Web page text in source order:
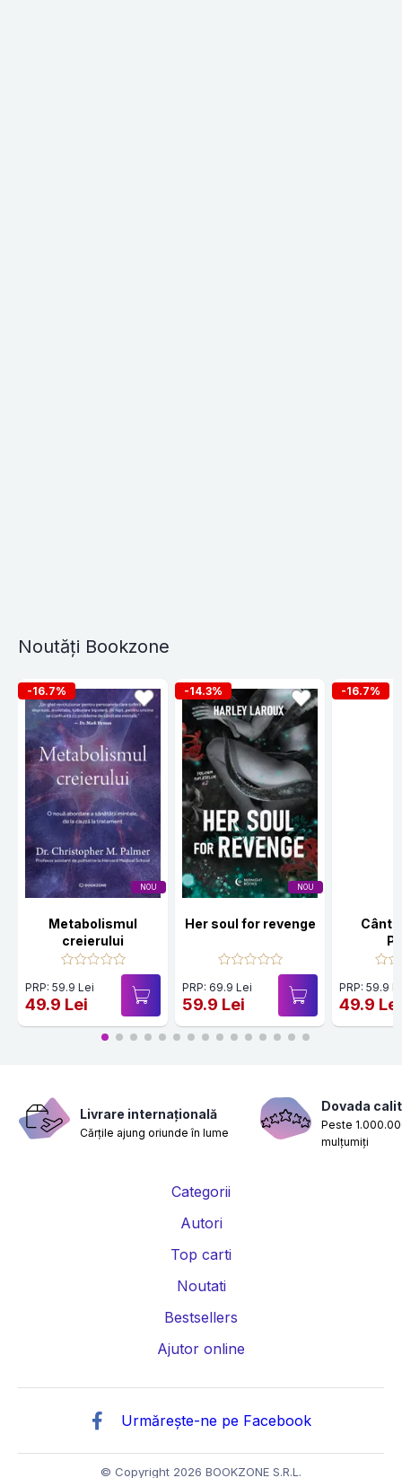
Noutăți Bookzone
NOU
-16.7%
Metabolismul
creierului
PRP: 59.9 Lei
49.9 Lei
NOU
-14.3%
Her soul for revenge
PRP: 69.9 Lei
59.9 Lei
-16.7%
PRP: 59.9
49.9 Lei
Livrare internațională
Cărțile ajung oriunde în lume
Dovada
Peste
mulțumiți
Categorii
Autori
Top carti
Noutati
Bestsellers
Ajutor online
Urmărește-ne pe Facebook
© Copyright 2026 BOOKZONE S.R.L.